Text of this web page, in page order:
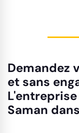
Demandez
et sans
L'entreprise
Saman